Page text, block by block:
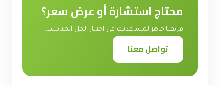
محتاج استشارة أو عرض سعر؟
فريقنا جاهز لمساعدتك في اختيار الحل المناسب.
تواصل معنا